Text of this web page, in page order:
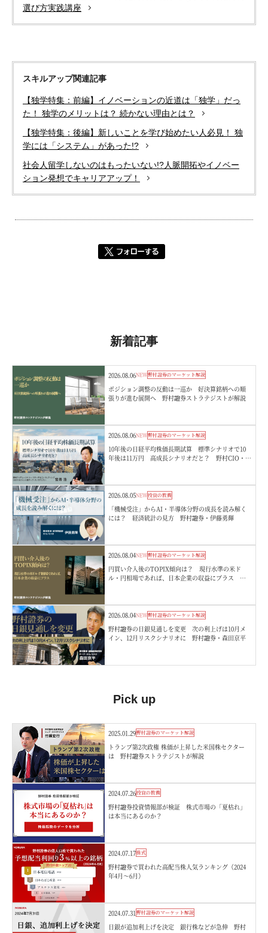
選び方実践講座
スキルアップ関連記事
【独学特集：前編】イノベーションの近道は「独学」だっ
た！ 独学のメリットは？ 続かない理由とは？
【独学特集：後編】新しいことを学び始めたい人必見！ 独
学には「システム」があった!?
社会人留学しないのはもったいない!?人脈開拓やイノベー
ション発想でキャリアアップ！
新着記事
2026.08.06NEW野村證券のマーケット解説
ポジション調整の反動は一巡か 好決算銘柄への順
張りが進む展開へ 野村證券ストラテジストが解説
2026.08.06NEW野村證券のマーケット解説
10年後の日経平均株価長期試算 標準シナリオで10
年後は11万円 高成長シナリオだと？ 野村CIO・宮
2026.08.05NEW投資の教養
「機械受注」からAI・半導体分野の成長を読み解く
には？ 経済統計の見方 野村證券・伊藤勇輝
2026.08.04NEW野村證券のマーケット解説
円買い介入後のTOPIX傾向は？ 現行水準の米ド
ル・円相場であれば、日本企業の収益にプラス 野
2026.08.04NEW野村證券のマーケット解説
野村證券の日銀見通しを変更 次の利上げは10月メ
イン、12月リスクシナリオに 野村證券・森田京平
Pick up
2025.01.29野村證券のマーケット解説
トランプ第2次政権 株価が上昇した米国株セクター
は 野村證券ストラテジストが解説
2024.07.26投資の教養
野村證券投資情報部が検証 株式市場の「夏枯れ」
は本当にあるのか？
2024.07.17株式
野村證券で買われた高配当株人気ランキング（2024
年4月～6月）
2024.07.31 野村證券のマーケット解説
日銀が追加利上げを決定 銀行株などが急伸 野村